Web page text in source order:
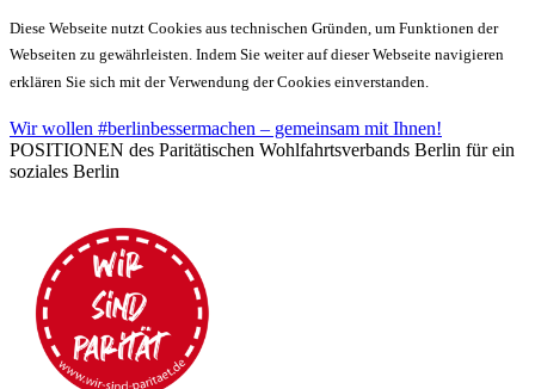
Diese Webseite nutzt Cookies aus technischen Gründen, um Funktionen der
Webseiten zu gewährleisten. Indem Sie weiter auf dieser Webseite navigieren
erklären Sie sich mit der Verwendung der Cookies einverstanden.
Wir wollen #berlinbessermachen – gemeinsam mit Ihnen!
POSITIONEN des Paritätischen Wohlfahrtsverbands Berlin für ein
soziales Berlin